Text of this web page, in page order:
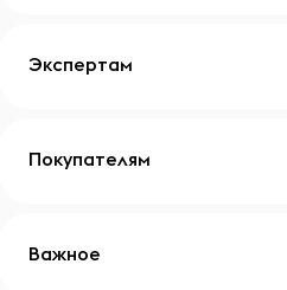
Экспертам
Покупателям
Важное